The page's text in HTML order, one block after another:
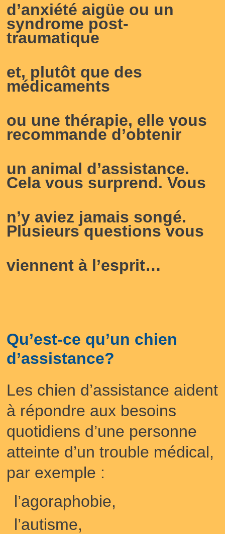
d’anxiété aigüe ou un
syndrome post-
traumatique
et, plutôt que des
médicaments
ou une thérapie, elle vous
recommande d’obtenir
un animal d’assistance.
Cela vous surprend. Vous
n’y aviez jamais songé.
Plusieurs questions vous
viennent à l’esprit…
Qu’est-ce qu’un chien
d’assistance?
Les chien d’assistance aident
à répondre aux besoins
quotidiens d’une personne
atteinte d’un trouble médical,
par exemple :
l’agoraphobie,
l’autisme,